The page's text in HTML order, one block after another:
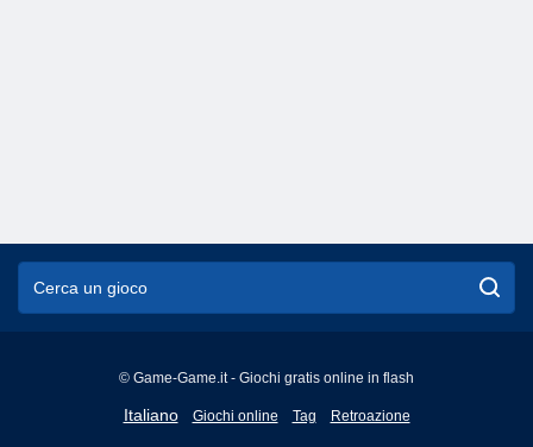
© Game-Game.it - Giochi gratis online in flash
Italiano
English
Giochi online Tag Retroazione